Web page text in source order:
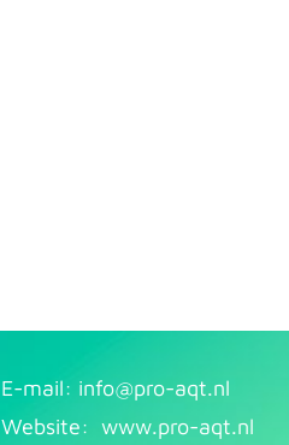
E-mail: info@pr​o-aqt.nl
Website: www.pro-aqt.nl